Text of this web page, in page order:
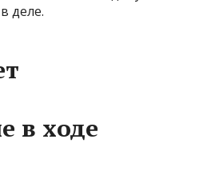
деле.
в ходе